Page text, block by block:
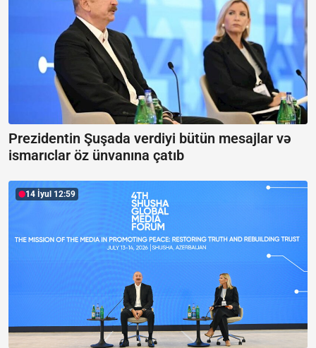
Prezidentin Şuşada verdiyi bütün mesajlar və
ismarıclar öz ünvanına çatıb
14 İyul 12:59